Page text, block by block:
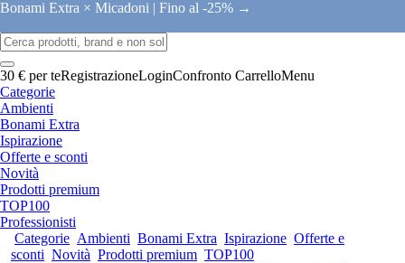
Bonami Extra × Micadoni | Fino al -25% →
30 € per teRegistrazioneLoginConfronto CarrelloMenu
Categorie
Ambienti
Bonami Extra
Ispirazione
Offerte e sconti
Novità
Prodotti premium
TOP100
Professionisti
Categorie Ambienti Bonami Extra Ispirazione Offerte e
sconti Novità Prodotti premium TOP100